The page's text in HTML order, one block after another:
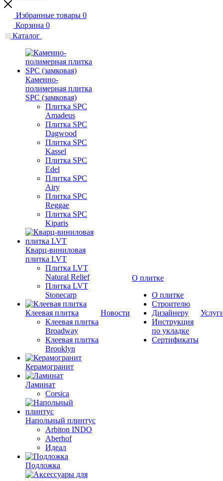
Избранные товары 0
Корзина 0
Каталог
Каменно-
полимерная плитка
SPC (замковая)
Плитка SPC
Amadeus
Плитка SPC
Dagwood
Плитка SPC
Kassel
Плитка SPC
Edel
Плитка SPC
Airy
Плитка SPC
Reggae
Плитка SPC
Kiparis
Кварц-виниловая
плитка LVT
Плитка LVT
Natural Relief
Плитка LVT
Stonecarp
Клеевая плитка
Клеевая плитка
Broadway
Клеевая плитка
Brooklyn
Керамогранит
Ламинат
Corsica
Напольный плинтус
Arbiton INDO
Aberhof
Идеал
Подложка
Новости
О плитке
О плитке
Строителю
Дизайнеру
Инструкция
по укладке
Сертификаты